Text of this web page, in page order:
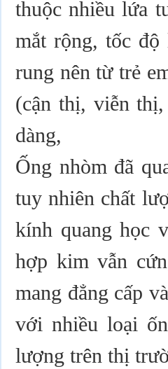
thuộc nhiều lứa
mắt rộng, tốc
rung nên từ trẻ
(cận thị, viễn
dàng,
Ống nhòm đã
tuy nhiên chất
kính quang học
hợp kim vẫn
mang đẳng cấp
với nhiều loại
lượng trên thị